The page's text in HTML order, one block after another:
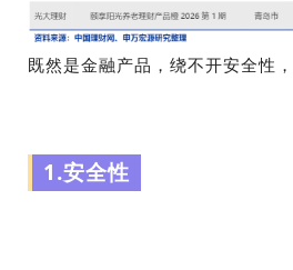
既然是金融产品，绕不开安全性
1.安全性